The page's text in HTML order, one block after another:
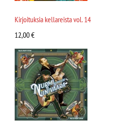
Kirjoituksia kellareista vol. 14
12,00€